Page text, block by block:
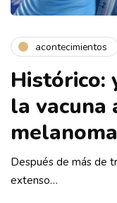
acontecimientos
Histórico:
la vacuna
melanoma
Después de más de
extenso…